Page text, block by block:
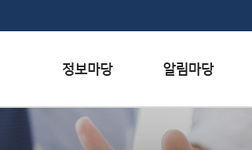
서식자료실 행사일정